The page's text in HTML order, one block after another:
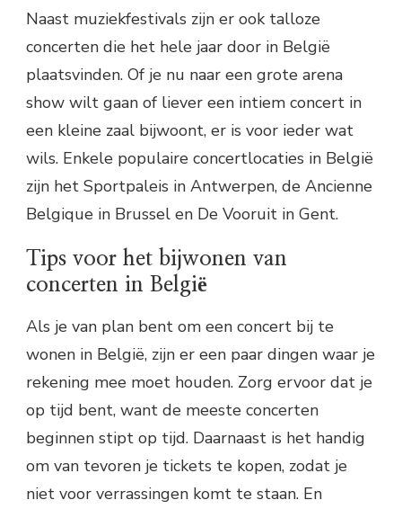
Naast muziekfestivals zijn er ook talloze
concerten die het hele jaar door in België
plaatsvinden. Of je nu naar een grote arena
show wilt gaan of liever een intiem concert in
een kleine zaal bijwoont, er is voor ieder wat
wils. Enkele populaire concertlocaties in België
zijn het Sportpaleis in Antwerpen, de Ancienne
Belgique in Brussel en De Vooruit in Gent.
Tips voor het bijwonen van
concerten in België
Als je van plan bent om een concert bij te
wonen in België, zijn er een paar dingen waar je
rekening mee moet houden. Zorg ervoor dat je
op tijd bent, want de meeste concerten
beginnen stipt op tijd. Daarnaast is het handig
om van tevoren je tickets te kopen, zodat je
niet voor verrassingen komt te staan. En